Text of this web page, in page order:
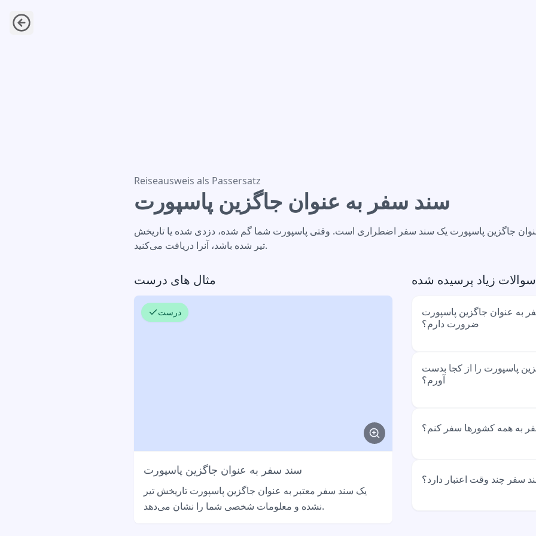
سند سفر به عنوان جاگزین پاسپورت
Reiseausweis als Passersatz
سند سفر به عنوان جاگزین پاسپورت
جاگزین پاسپورت یک سند سفر اضطراری است. وقتی پاسپورت شما گم شده، دزدی شده یا تاریخش
تیر شده باشد، آنرا دریافت می‌کنید.
مثال های درست
درست
سند سفر به عنوان جاگزین پاسپورت
یک سند سفر معتبر به عنوان جاگزین پاسپورت تاریخش تیر
نشده و معلومات شخصی شما را نشان می‌دهد.
سوالات زیاد پرسیده شده
به عنوان جاگزین پاسپورت
ضرورت دارم؟
شده یا تاریخش تیر شده
همچنان اگر پاسپورت خود را
بازگشت به آلمان در نظر
پاسپورت را از کجا بدست
آورم؟
بدست می‌آورید. همچنان از
پیام مثال
Hallo, ich bin deutsche
به همه کشورها سفر کنم؟
قبول نمی‌کنند. عمدتاً برای
سفر چند وقت اعتبار دارد؟